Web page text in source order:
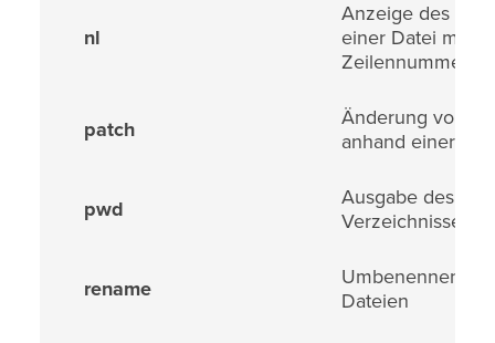
nl
Anzeige des
einer Datei mit
Zeilennummern
patch
Änderung von
anhand einer
pwd
Ausgabe des
Verzeichnisses
rename
Umbenennen
Dateien